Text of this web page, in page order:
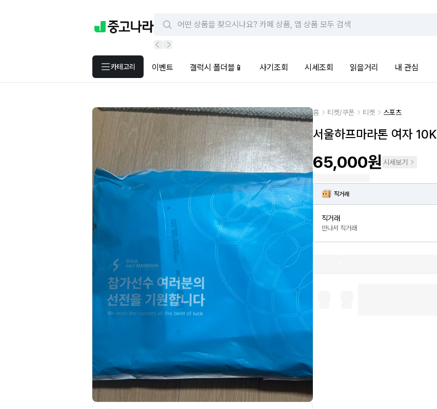
카테고리 이벤트 갤럭시 폴더블📱 사기조회 시세조회 읽을거리 내 관심
홈 티켓/쿠폰 티켓 스포츠
서울하프마라톤 여자 10K
65,000원 시세보기
직거래
직거래
만나서 직거래